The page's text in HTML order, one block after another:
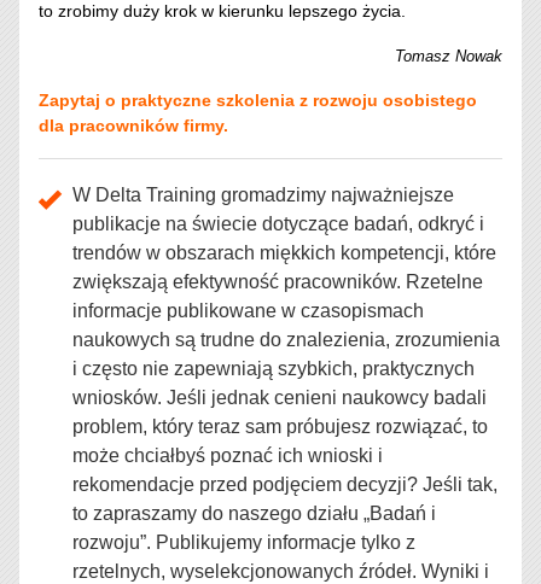
to zrobimy duży krok w kierunku lepszego życia.
Tomasz Nowak
Zapytaj o praktyczne szkolenia z rozwoju osobistego
dla pracowników firmy.
W Delta Training gromadzimy najważniejsze
publikacje na świecie dotyczące badań, odkryć i
trendów w obszarach miękkich kompetencji, które
zwiększają efektywność pracowników. Rzetelne
informacje publikowane w czasopismach
naukowych są trudne do znalezienia, zrozumienia
i często nie zapewniają szybkich, praktycznych
wniosków. Jeśli jednak cenieni naukowcy badali
problem, który teraz sam próbujesz rozwiązać, to
może chciałbyś poznać ich wnioski i
rekomendacje przed podjęciem decyzji? Jeśli tak,
to zapraszamy do naszego działu „Badań i
rozwoju”. Publikujemy informacje tylko z
rzetelnych, wyselekcjonowanych źródeł. Wyniki i